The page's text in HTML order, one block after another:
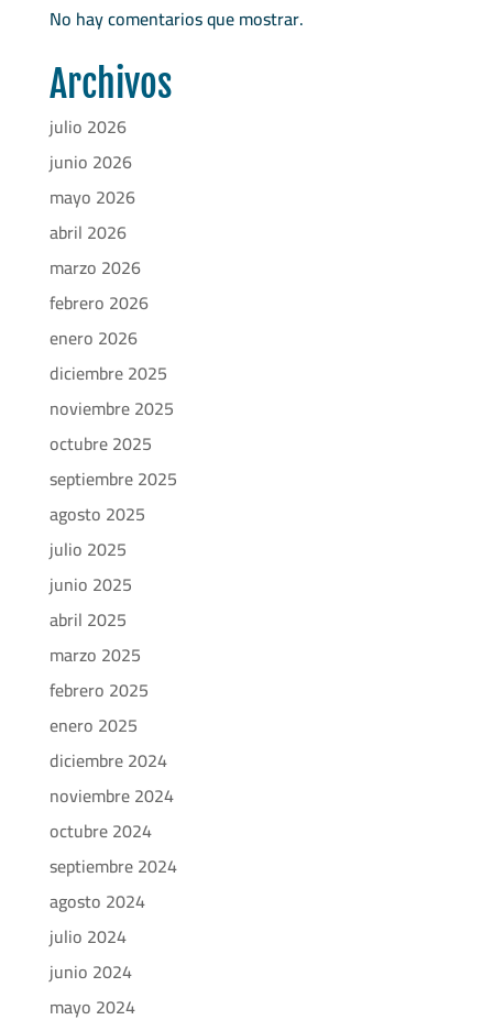
No hay comentarios que mostrar.
Archivos
julio 2026
junio 2026
mayo 2026
abril 2026
marzo 2026
febrero 2026
enero 2026
diciembre 2025
noviembre 2025
octubre 2025
septiembre 2025
agosto 2025
julio 2025
junio 2025
abril 2025
marzo 2025
febrero 2025
enero 2025
diciembre 2024
noviembre 2024
octubre 2024
septiembre 2024
agosto 2024
julio 2024
junio 2024
mayo 2024